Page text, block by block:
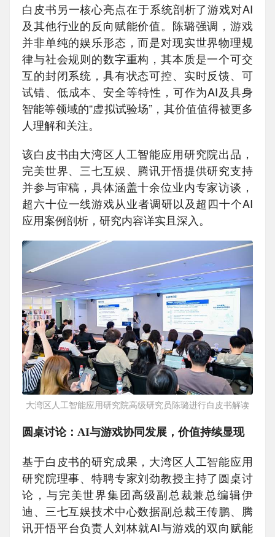
白皮书另一核心亮点在于系统剖析了游戏对AI
及其他行业的反向赋能价值。陈璐强调，游戏
并非单纯的娱乐形态，而是对现实世界物理规
律与社会规则的数字重构，其本质是一个可交
互的封闭系统，具有状态可控、实时反馈、可
试错、低成本、安全等特性，可作为AI及具身
智能等领域的“虚拟试验场”，其价值值得被更多
人理解和关注。
该白皮书由大湾区人工智能应用研究院出品，
完美世界、三七互娱、腾讯开悟提供研究支持
并参与审稿，具体涵盖十余位业内专家访谈，
超六十位一线游戏从业者调研以及超四十个AI
应用案例剖析，研究内容详实且深入。
大湾区人工智能应用研究院高级研究员陈璐进行白皮书解读
圆桌讨论：AI与游戏协同发展，价值持续显现
基于白皮书的研究成果，大湾区人工智能应用
研究院理事、特聘专家刘劲教授主持了圆桌讨
论，与完美世界集团高级副总裁兼总编辑伊
迪、三七互娱技术中心数据副总裁王传鹏、腾
讯开悟平台负责人刘林就AI与游戏的双向赋能